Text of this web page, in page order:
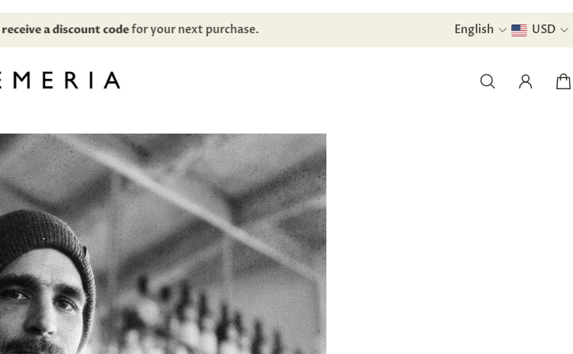
receive a discount codefor your next purchase. English USD